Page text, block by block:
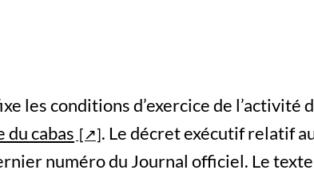
les conditions d’exercice de
du cabas
. Le décret exécutif relatif
numéro du Journal officiel. Le